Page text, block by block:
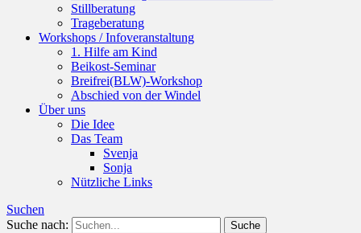
Stillberatung
Trageberatung
Workshops / Infoveranstaltung
1. Hilfe am Kind
Beikost-Seminar
Breifrei(BLW)-Workshop
Abschied von der Windel
Über uns
Die Idee
Das Team
Svenja
Sonja
Nützliche Links
Suchen
Suche nach: